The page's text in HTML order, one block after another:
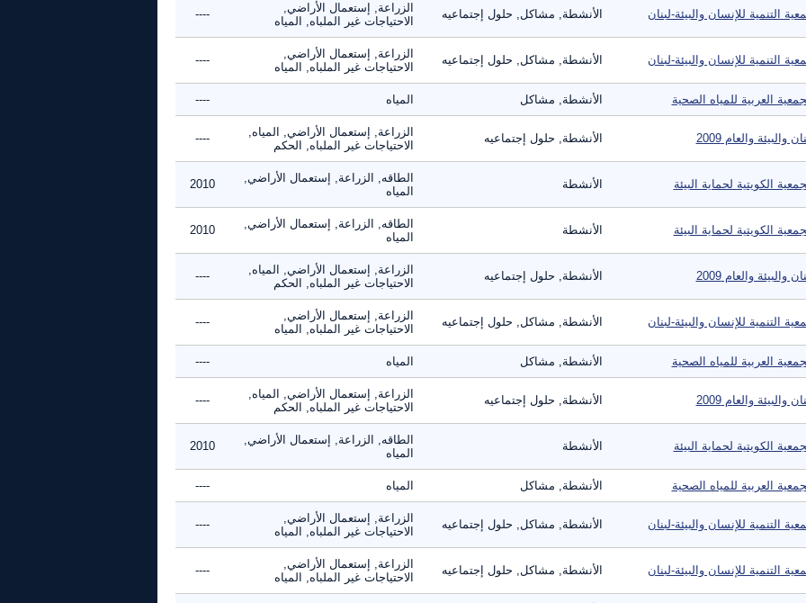
التنمية للإنسان والبيئة-لبنان الأنشطة, مشاكل, حلول إجتماعيه
الزراعة, إستعمال الأراضي,
الاحتياجات غير الملباه, المياه
----
التنمية للإنسان والبيئة-لبنان الأنشطة, مشاكل, حلول إجتماعيه
الزراعة, إستعمال الأراضي,
الاحتياجات غير الملباه, المياه
----
العربية للمياه الصحية الأنشطة, مشاكل المياه ----
والبيئة والعام 2009 الأنشطة, حلول إجتماعيه
الزراعة, إستعمال الأراضي, المياه,
الاحتياجات غير الملباه, الحكم
----
الكويتية لحماية البيئة الأنشطة
الطاقه, الزراعة, إستعمال الأراضي,
المياه
2010
الكويتية لحماية البيئة الأنشطة
الطاقه, الزراعة, إستعمال الأراضي,
المياه
2010
والبيئة والعام 2009 الأنشطة, حلول إجتماعيه
الزراعة, إستعمال الأراضي, المياه,
الاحتياجات غير الملباه, الحكم
----
التنمية للإنسان والبيئة-لبنان الأنشطة, مشاكل, حلول إجتماعيه
الزراعة, إستعمال الأراضي,
الاحتياجات غير الملباه, المياه
----
العربية للمياه الصحية الأنشطة, مشاكل المياه ----
والبيئة والعام 2009 الأنشطة, حلول إجتماعيه
الزراعة, إستعمال الأراضي, المياه,
الاحتياجات غير الملباه, الحكم
----
الكويتية لحماية البيئة الأنشطة
الطاقه, الزراعة, إستعمال الأراضي,
المياه
2010
العربية للمياه الصحية الأنشطة, مشاكل المياه ----
التنمية للإنسان والبيئة-لبنان الأنشطة, مشاكل, حلول إجتماعيه
الزراعة, إستعمال الأراضي,
الاحتياجات غير الملباه, المياه
----
التنمية للإنسان والبيئة-لبنان الأنشطة, مشاكل, حلول إجتماعيه
الزراعة, إستعمال الأراضي,
الاحتياجات غير الملباه, المياه
----